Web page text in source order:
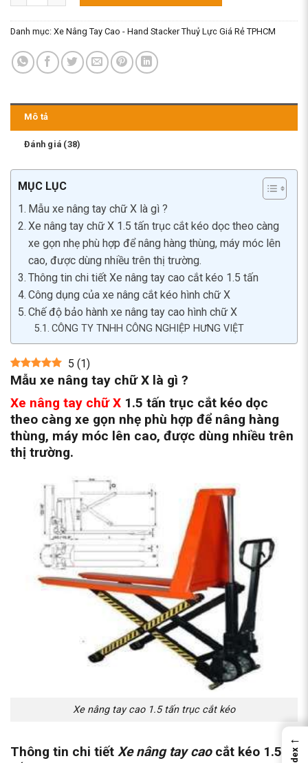
Danh mục: Xe Nâng Tay Cao - Hand Stacker Thuỷ Lực Giá Rẻ TPHCM
Mô tả
Đánh giá (38)
MỤC LỤC
Mẫu xe nâng tay chữ X là gì ?
Xe nâng tay chữ X 1.5 tấn trục cắt kéo dọc theo càng
xe gọn nhẹ phù hợp để nâng hàng thùng, máy móc lên
cao, được dùng nhiều trên thị trường.
Thông tin chi tiết Xe nâng tay cao cắt kéo 1.5 tấn
Công dụng của xe nâng cắt kéo hình chữ X
Chế độ bảo hành xe nâng tay cao hình chữ X
CÔNG TY TNHH CÔNG NGHIỆP HƯNG VIỆT
5 (1)
Mẫu xe nâng tay chữ X là gì ?
Xe nâng tay chữ X 1.5 tấn trục cắt kéo dọc
theo càng xe gọn nhẹ phù hợp để nâng hàng
thùng, máy móc lên cao, được dùng nhiều trên
thị trường.
Xe nâng tay cao 1.5 tấn trục cắt kéo
Thông tin chi tiết Xe nâng tay caocắt kéo 1.5
←